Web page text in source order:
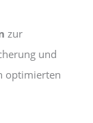
zur
und
optimierten